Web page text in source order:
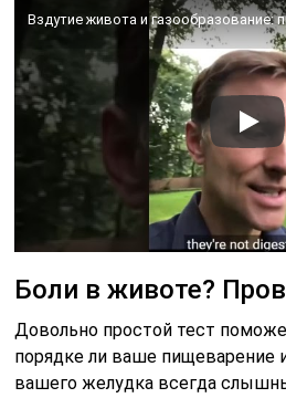
Вздутие живота и газообразование:
Боли в животе?
Довольно простой тест
порядке ли ваше пищеварение
вашего желудка всегда